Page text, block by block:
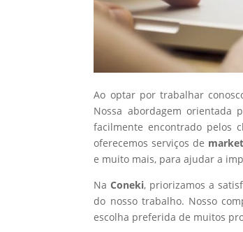
Ao optar por trabalhar
Nossa abordagem
facilmente encontrado pelos
oferecemos serviços de
e muito mais, para ajudar a
NaConeki, priorizamos a
do nosso trabalho. Nosso
escolha preferida de muitos